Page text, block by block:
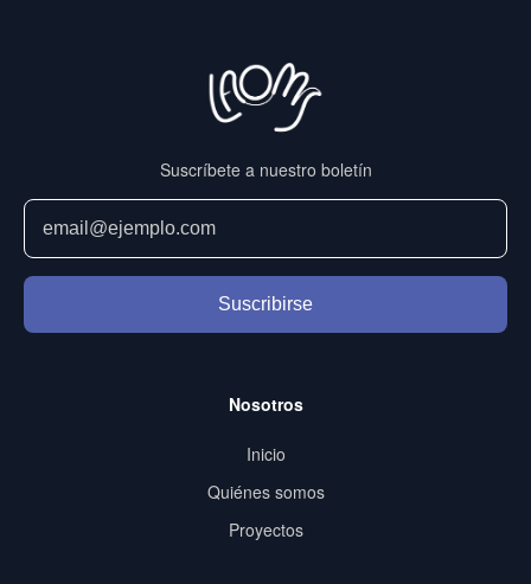
Suscríbete a nuestro boletín
Suscribirse
Nosotros
Inicio
Quiénes somos
Proyectos